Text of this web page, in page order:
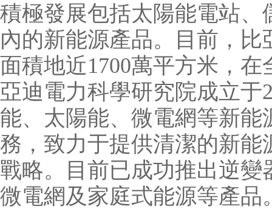
積極發展包括太陽能電站
內的新能源產品。目前，
面積地近1700萬平方米，
亞迪電力科學研究院成立于
能、太陽能、微電網等新
務，致力于提供清潔的新
戰略。目前已成功推出逆
微電網及家庭式能源等產品